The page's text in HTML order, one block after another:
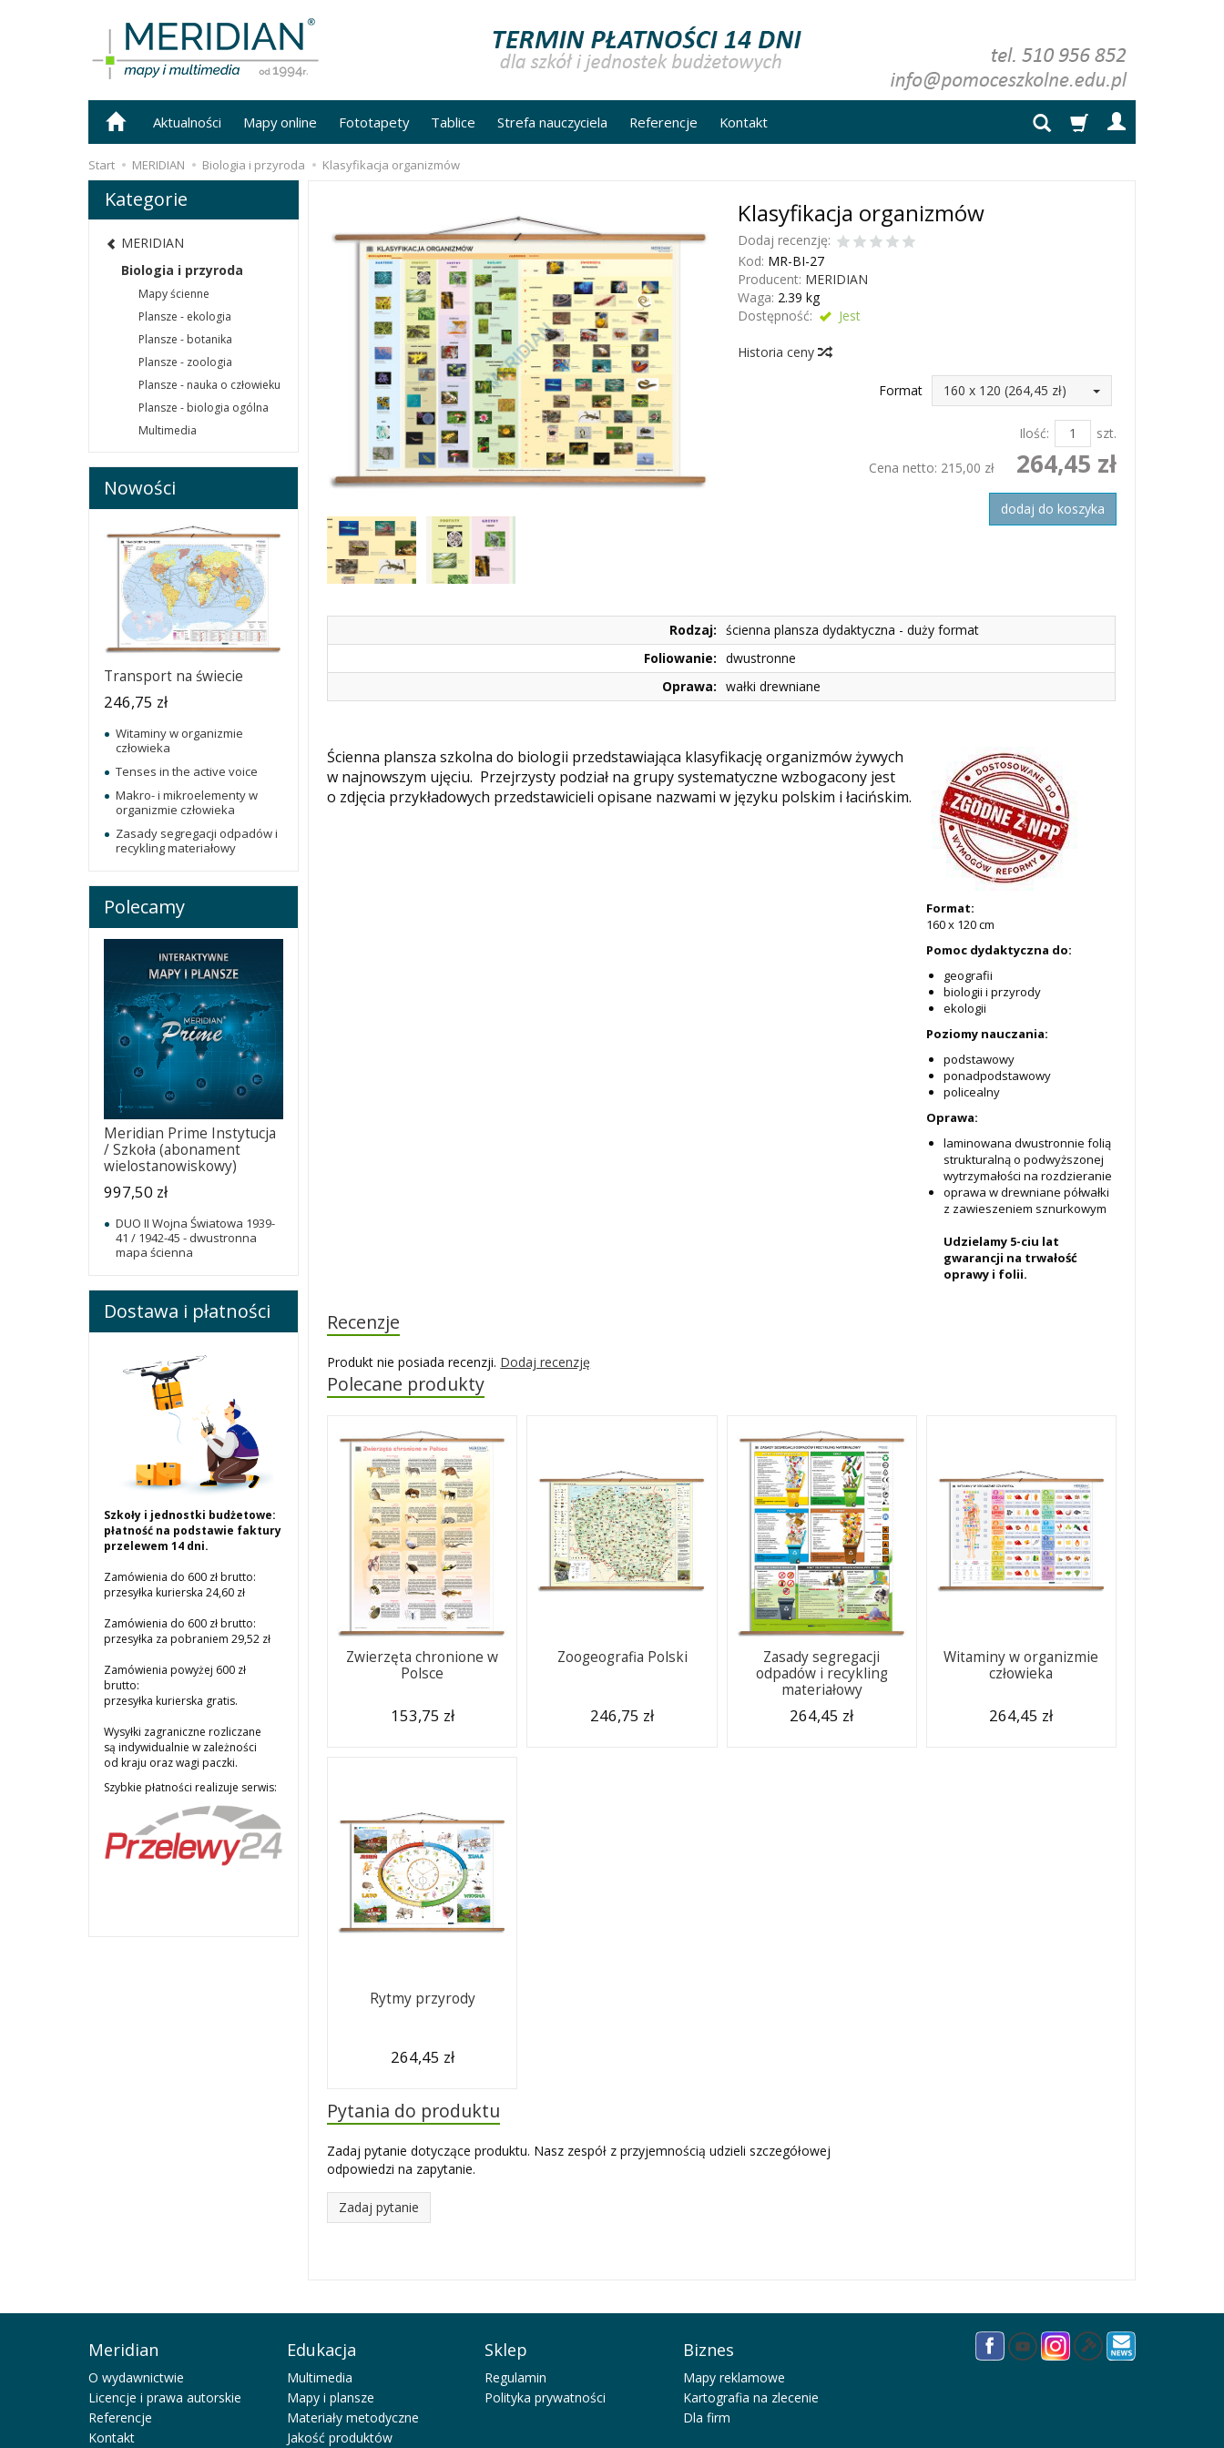
Aktualności Mapy online Fototapety Tablice Strefa nauczyciela Referencje Kontakt
Start MERIDIAN Biologia i przyroda Klasyfikacja organizmów
Klasyfikacja organizmów
Dodaj recenzję:
Kod: MR-BI-27
Producent: MERIDIAN
Waga: 2.39 kg
Dostępność:
Jest
Historia ceny
Format 160 x 120 (264,45 zł)
Ilość:
szt.
Cena netto: 215,00 zł 264,45 zł
dodaj do koszyka
Rodzaj: ścienna plansza dydaktyczna - duży format
Foliowanie: dwustronne
Oprawa: wałki drewniane
Ścienna plansza szkolna do biologii przedstawiająca klasyfikację organizmów żywych
w najnowszym ujęciu. Przejrzysty podział na grupy systematyczne wzbogacony jest
o zdjęcia przykładowych przedstawicieli opisane nazwami w języku polskim i łacińskim.
Format:
160 x 120 cm
Pomoc dydaktyczna do:
geografii
biologii i przyrody
ekologii
Poziomy nauczania:
podstawowy
ponadpodstawowy
policealny
Oprawa:
laminowana dwustronnie folią
strukturalną o podwyższonej
wytrzymałości na rozdzieranie
oprawa w drewniane półwałki
z zawieszeniem sznurkowym
Udzielamy 5-ciu lat
gwarancji na trwałość
oprawy i folii.
Recenzje
Produkt nie posiada recenzji. Dodaj recenzję
Polecane produkty
Zwierzęta chronione w
Polsce
153,75 zł
Zoogeografia Polski
246,75 zł
Zasady segregacji
odpadów i recykling
materiałowy
264,45 zł
Witaminy w organizmie
człowieka
264,45 zł
Rytmy przyrody
264,45 zł
Pytania do produktu
Zadaj pytanie dotyczące produktu. Nasz zespół z przyjemnością udzieli szczegółowej
odpowiedzi na zapytanie.
Zadaj pytanie
Kategorie
MERIDIAN
Biologia i przyroda
Mapy ścienne
Plansze - ekologia
Plansze - botanika
Plansze - zoologia
Plansze - nauka o człowieku
Plansze - biologia ogólna
Multimedia
Nowości
Transport na świecie
246,75 zł
Witaminy w organizmie
człowieka
Tenses in the active voice
Makro- i mikroelementy w
organizmie człowieka
Zasady segregacji odpadów i
recykling materiałowy
Polecamy
Meridian Prime Instytucja
/ Szkoła (abonament
wielostanowiskowy)
997,50 zł
DUO II Wojna Światowa 1939-
41 / 1942-45 - dwustronna
mapa ścienna
Dostawa i płatności
Szkoły i jednostki budżetowe:
płatność na podstawie faktury
przelewem 14 dni.
Zamówienia do 600 zł brutto:
przesyłka kurierska 24,60 zł
Zamówienia do 600 zł brutto:
przesyłka za pobraniem 29,52 zł
Zamówienia powyżej 600 zł
brutto:
przesyłka kurierska gratis.
Wysyłki zagraniczne rozliczane
są indywidualnie w zależności
od kraju oraz wagi paczki.
Szybkie płatności realizuje serwis:
Meridian
O wydawnictwie
Licencje i prawa autorskie
Referencje
Kontakt
Edukacja
Multimedia
Mapy i plansze
Materiały metodyczne
Jakość produktów
Sklep
Regulamin
Polityka prywatności
Biznes
Mapy reklamowe
Kartografia na zlecenie
Dla firm